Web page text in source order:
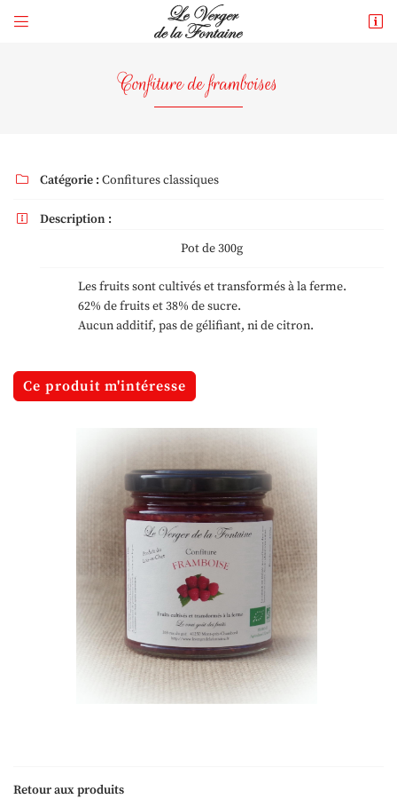
 
En cochant cette case, vous consentez à recevoir nos propositions commerciales à
l'adresse email indiqué ci-dessus. Vous pouvez vous désinscrire à tout moment en
le formulaire de désinscription .
Inscription
Confiture de framboises
 Catégorie : Confitures classiques

Description :
Pot de 300g
Les fruits sont cultivés et transformés à la ferme.
62% de fruits et 38% de sucre.
Aucun additif, pas de gélifiant, ni de citron.
Ce produit m'intéresse
Retour aux produits